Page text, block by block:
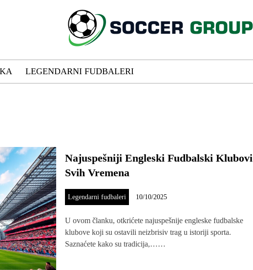
LEGENDARNI FUDBALERI
Najuspešniji Engleski Fudbalski Klubovi
Svih Vremena
Legendarni fudbaleri 10/10/2025
U ovom članku, otkrićete najuspešnije engleske fudbalske
klubove koji su ostavili neizbrisiv trag u istoriji sporta.
Saznaćete kako su tradicija,……